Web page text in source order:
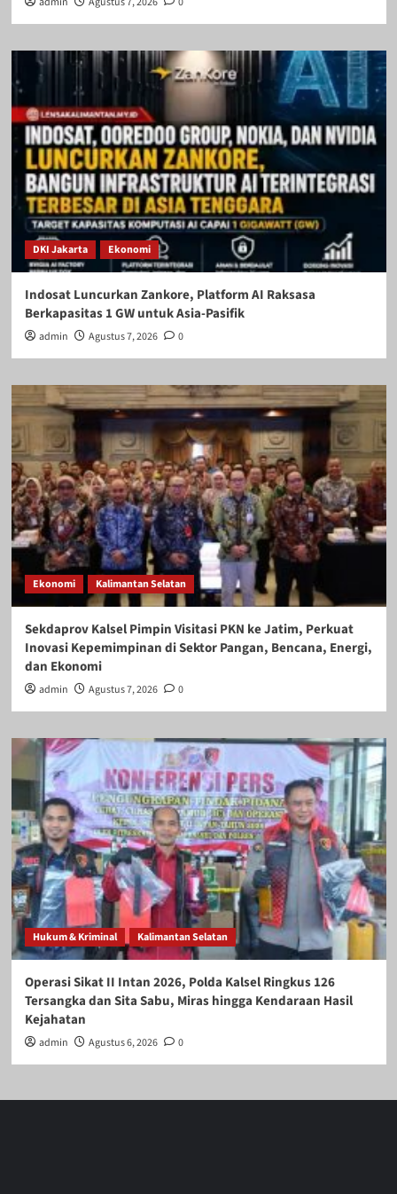
DKI Jakarta Ekonomi
Indosat Luncurkan Zankore, Platform AI Raksasa
Berkapasitas 1 GW untuk Asia-Pasifik
admin Agustus 7, 2026 0
Ekonomi Kalimantan Selatan
Sekdaprov Kalsel Pimpin Visitasi PKN ke Jatim, Perkuat
Inovasi Kepemimpinan di Sektor Pangan, Bencana, Energi,
dan Ekonomi
admin Agustus 7, 2026 0
Hukum & Kriminal Kalimantan Selatan
Operasi Sikat II Intan 2026, Polda Kalsel Ringkus 126
Tersangka dan Sita Sabu, Miras hingga Kendaraan Hasil
Kejahatan
admin Agustus 6, 2026 0